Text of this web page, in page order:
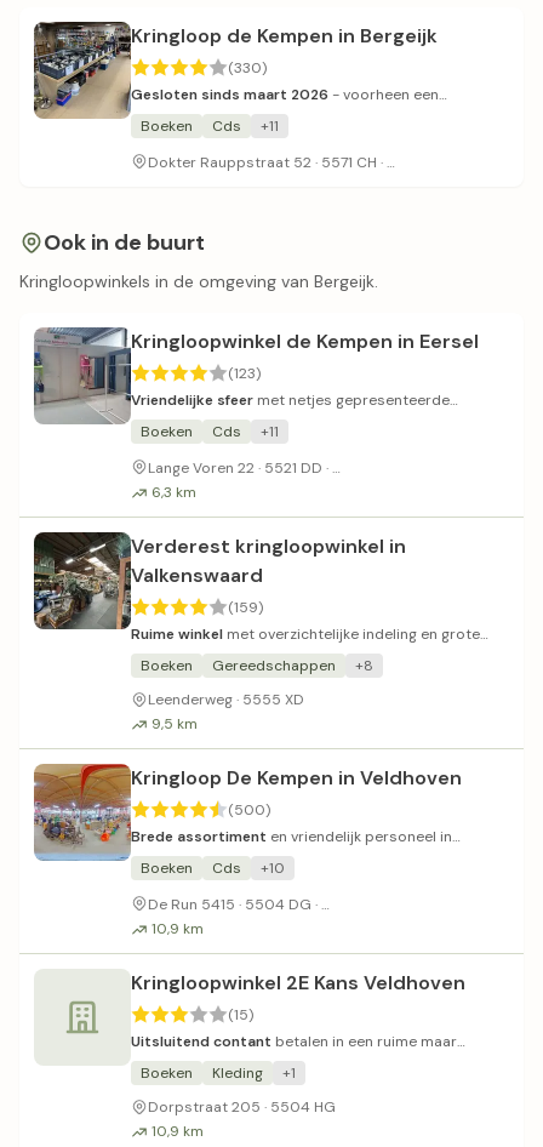
Kringloop de Kempen in Bergeijk
(330)
Gesloten sinds maart 2026 - voorheen een
verzorgde kringloop met divers aanbod en vriendelijk
personeel.
Boeken Cds
+11
Dokter Rauppstraat 52 · 5571 CH ·
Ook in de buurt
Kringloopwinkels in de omgeving van Bergeijk.
Kringloopwinkel de Kempen in Eersel
(123)
Vriendelijke sfeer met netjes gepresenteerde
artikelen en diverse naaimaterialen.
Boeken Cds
+11
Lange Voren 22 · 5521 DD ·
6,3 km
Verderest kringloopwinkel in
Valkenswaard
(159)
Ruime winkel met overzichtelijke indeling en grote
keuze.
Boeken Gereedschappen
+8
Leenderweg · 5555 XD
9,5 km
Kringloop De Kempen in Veldhoven
(500)
Brede assortiment en vriendelijk personeel in
overzichtelijke winkel.
Boeken Cds
+10
De Run 5415 · 5504 DG ·
10,9 km
Kringloopwinkel 2E Kans Veldhoven
(15)
Uitsluitend contant betalen in een ruime maar
rommelige winkel.
Boeken Kleding
+1
Dorpstraat 205 · 5504 HG
10,9 km